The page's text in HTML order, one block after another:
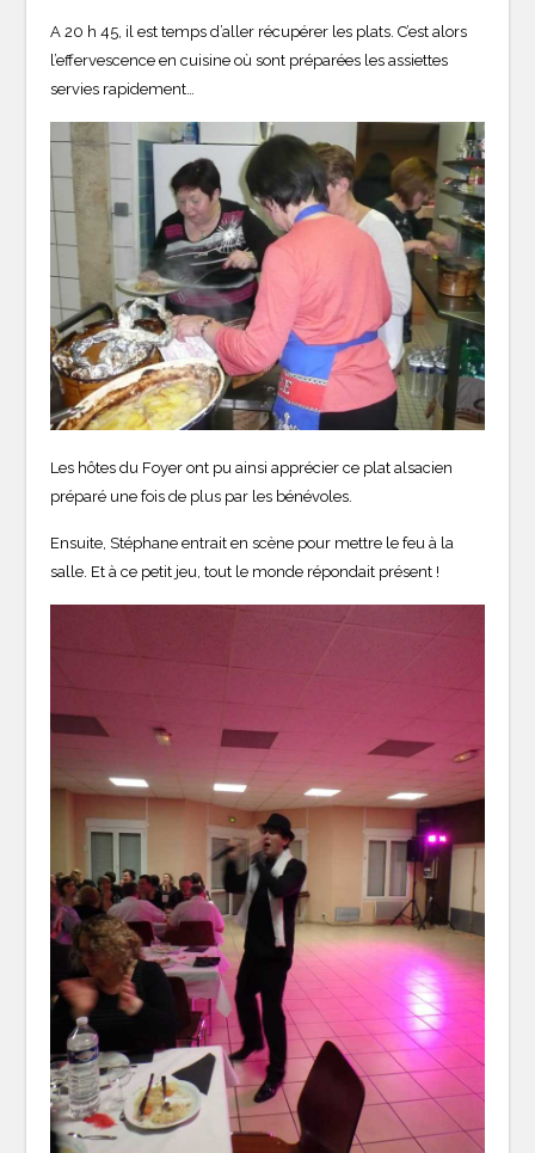
A 20 h 45, il est temps d’aller récupérer les plats. C’est alors
l’effervescence en cuisine où sont préparées les assiettes
servies rapidement…
Les hôtes du Foyer ont pu ainsi apprécier ce plat alsacien
préparé une fois de plus par les bénévoles.
Ensuite, Stéphane entrait en scène pour mettre le feu à la
salle. Et à ce petit jeu, tout le monde répondait présent !